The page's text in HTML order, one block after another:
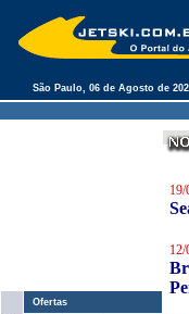
São Paulo, 06 de Agosto de
Ofertas